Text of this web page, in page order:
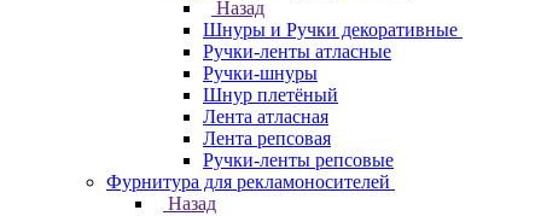
Назад
Шнуры и Ручки декоративные
Ручки-ленты атласные
Ручки-шнуры
Шнур плетёный
Лента атласная
Лента репсовая
Ручки-ленты репсовые
Фурнитура для рекламоносителей
Назад